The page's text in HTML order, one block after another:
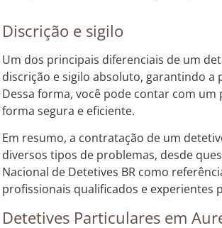
Discrição e sigilo
Um dos principais diferenciais de um
discrição e sigilo absoluto, garantindo a
Dessa forma, você pode contar com
forma segura e eficiente.
Em resumo, a contratação de um
diversos tipos de problemas, desde
Nacional de Detetives BR como
profissionais qualificados e experientes
Detetives Particulares em